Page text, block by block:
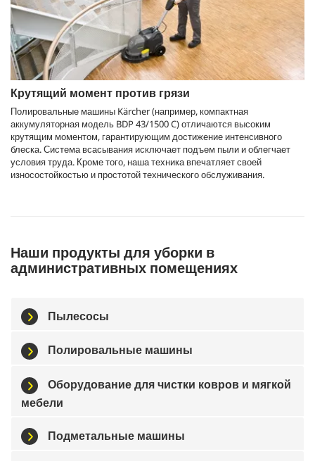
Крутящий момент против грязи
Полировальные машины Kärcher (например, компактная
аккумуляторная модель BDP 43/1500 C) отличаются высоким
крутящим моментом, гарантирующим достижение интенсивного
блеска. Система всасывания исключает подъем пыли и облегчает
условия труда. Кроме того, наша техника впечатляет своей
износостойкостью и простотой технического обслуживания.
Наши продукты для уборки в
административных помещениях
Пылесосы
Полировальные машины
Оборудование для чистки ковров и мягкой
мебели
Подметальные машины